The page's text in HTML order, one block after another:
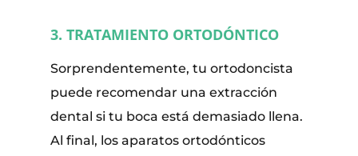
3. TRATAMIENTO ORTODÓNTICO
Sorprendentemente, tu ortodoncista
puede recomendar una extracción
dental si tu boca está demasiado llena.
Al final, los aparatos ortodónticos